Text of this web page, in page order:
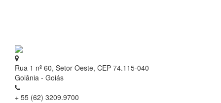
Rua 1 nº 60, Setor Oeste, CEP 74.115-040
Goiânia - Goiás
+ 55 (62) 3209.9700